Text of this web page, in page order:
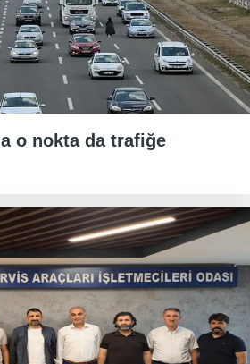
o nokta da trafiğe